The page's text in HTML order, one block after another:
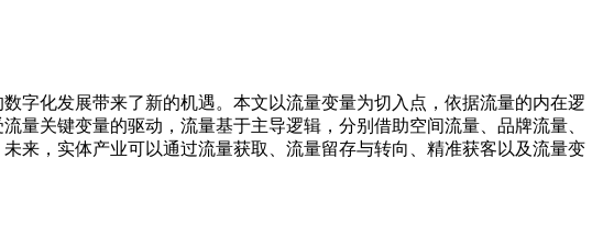
字化发展带来了新的机遇。本文以流量变量为切入点，依据流量的内在逻
关键变量的驱动，流量基于主导逻辑，分别借助空间流量、品牌流量、
来，实体产业可以通过流量获取、流量留存与转向、精准获客以及流量变